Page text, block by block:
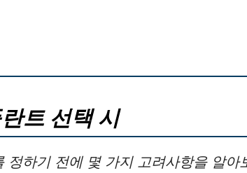
트 선택 시
정하기 전에 몇 가지 고려사항을 알아